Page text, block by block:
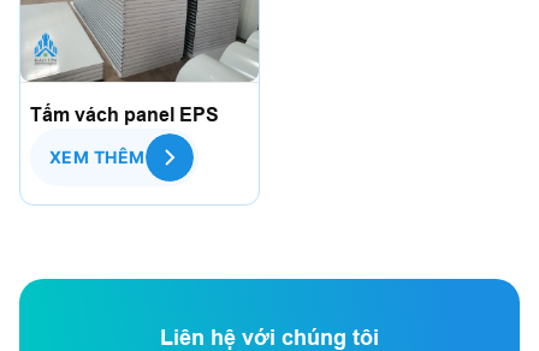
Tấm vách panel EPS
XEM THÊM
Liên hệ với chúng tôi